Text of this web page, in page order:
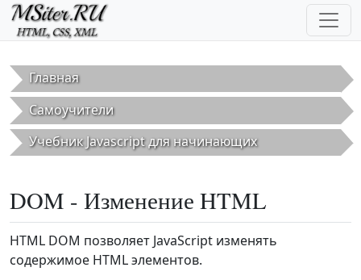
Перейти к основному содержанию
Главная
Самоучители
Учебник Javascript для начинающих
DOM - Изменение HTML
HTML DOM позволяет JavaScript изменять
содержимое HTML элементов.